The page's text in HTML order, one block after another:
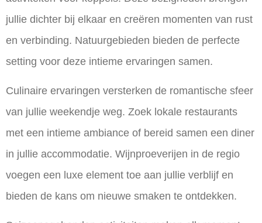
jullie dichter bij elkaar en creëren momenten van rust
en verbinding. Natuurgebieden bieden de perfecte
setting voor deze intieme ervaringen samen.
Culinaire ervaringen versterken de romantische sfeer
van jullie weekendje weg. Zoek lokale restaurants
met een intieme ambiance of bereid samen een diner
in jullie accommodatie. Wijnproeverijen in de regio
voegen een luxe element toe aan jullie verblijf en
bieden de kans om nieuwe smaken te ontdekken.